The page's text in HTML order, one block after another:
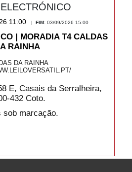
11:00 |FIM:03/09/2026 15:00
| MORADIA T4 CALDAS
RAINHA
DA RAINHA
E, Casais da Serralheira,
432 Coto.
sob marcação.